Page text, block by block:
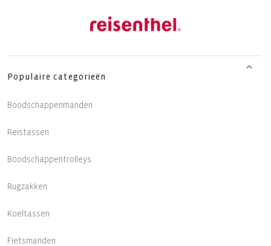
Populaire categorieën
Boodschappenmanden
Reistassen
Boodschappentrolleys
Rugzakken
Koeltassen
Fietsmanden